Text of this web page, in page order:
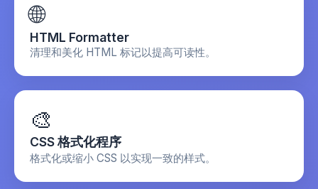
🌐
HTML Formatter
清理和美化 HTML 标记以提高可读性。
🎨
CSS 格式化程序
格式化或缩小 CSS 以实现一致的样式。